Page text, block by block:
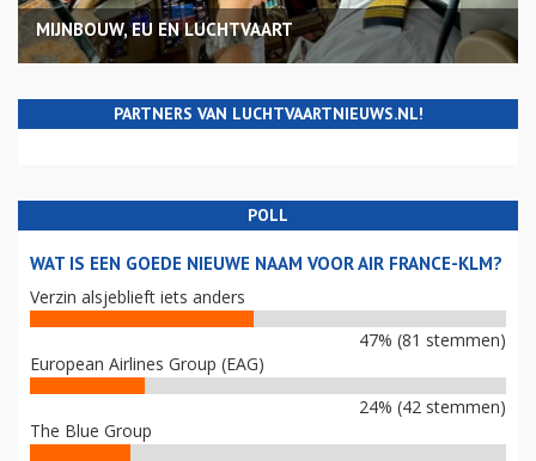
MIJNBOUW, EU EN LUCHTVAART
PARTNERS VAN LUCHTVAARTNIEUWS.NL!
POLL
WAT IS EEN GOEDE NIEUWE NAAM VOOR AIR FRANCE-KLM?
Verzin alsjeblieft iets anders
47% (81 stemmen)
European Airlines Group (EAG)
24% (42 stemmen)
The Blue Group